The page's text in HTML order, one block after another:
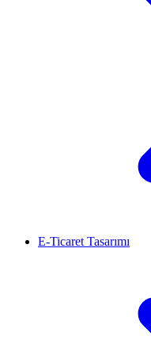
E-Ticaret Tasarımı